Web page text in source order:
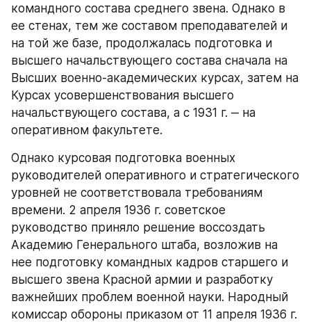
командного состава среднего звена. Однако в
ее стенах, тем же составом преподавателей и
на той же базе, продолжалась подготовка и
высшего начальствующего состава сначала на
Высших военно-академических курсах, затем на
Курсах усовершенствования высшего
начальствующего состава, а с 1931 г. ‒ на
оперативном факультете.
Однако курсовая подготовка военных
руководителей оперативного и стратегического
уровней не соответствовала требованиям
времени. 2 апреля 1936 г. советское
руководство приняло решение воссоздать
Академию Генерального штаба, возложив на
нее подготовку командных кадров старшего и
высшего звена Красной армии и разработку
важнейших проблем военной науки. Народный
комиссар обороны приказом от 11 апреля 1936 г.